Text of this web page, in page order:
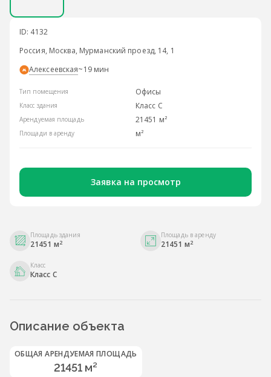
ID: 4132
Россия, Москва, Мурманский проезд, 14, 1
Алексеевская~19 мин
Тип помещения Офисы
Класс здания Класс С
Арендуемая площадь 21451 м²
Площади в аренду м²
Заявка на просмотр
Площадь здания
21451 м2
Площадь в аренду
21451 м2
Класс
Класс С
Описание объекта
ОБЩАЯ АРЕНДУЕМАЯ ПЛОЩАДЬ
21451 м²